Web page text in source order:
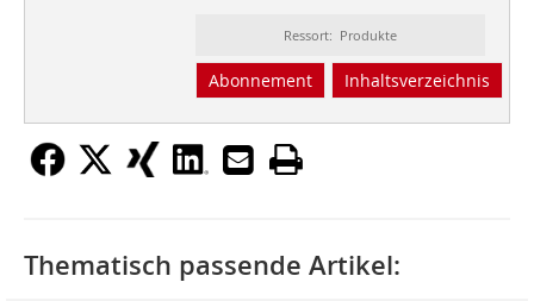
Ressort: Produkte
Abonnement Inhaltsverzeichnis
Thematisch passende Artikel: